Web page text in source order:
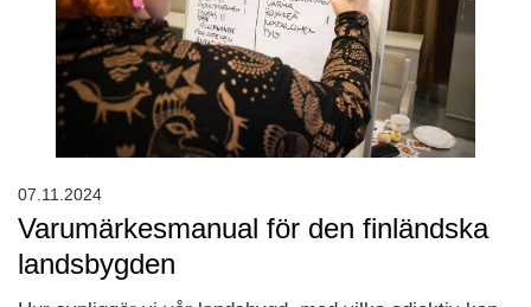
Varumärkesmanual för den finländska
landsbygden
07.11.2024